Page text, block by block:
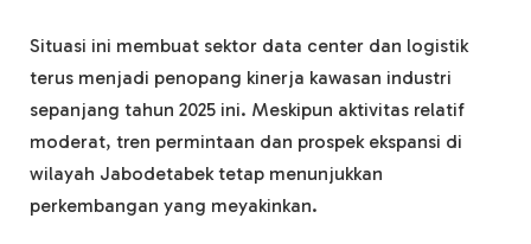
Situasi ini membuat sektor data center dan logistik
terus menjadi penopang kinerja kawasan industri
sepanjang tahun 2025 ini. Meskipun aktivitas relatif
moderat, tren permintaan dan prospek ekspansi di
wilayah Jabodetabek tetap menunjukkan
perkembangan yang meyakinkan.